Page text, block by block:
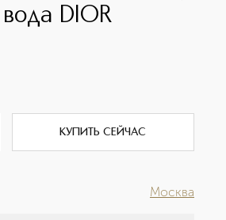
DIOR
КУПИТЬ СЕЙЧАС
Москва